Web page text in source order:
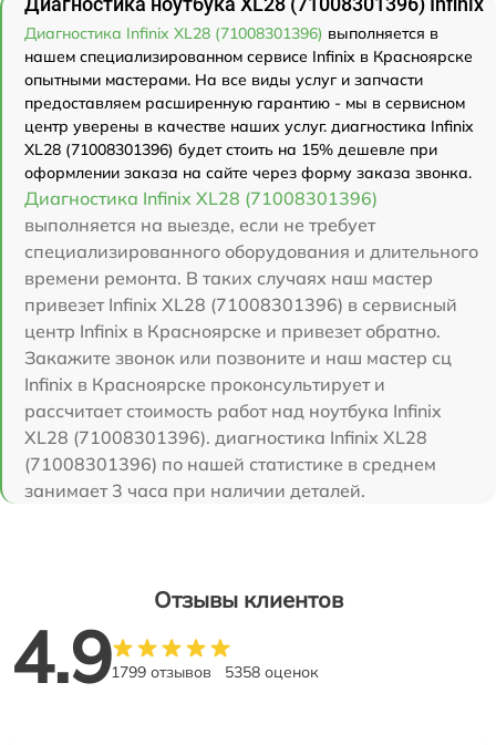
Диагностика Infinix XL28 (71008301396) выполняется в
нашем специализированном сервисе Infinix в Красноярске
опытными мастерами. На все виды услуг и запчасти
предоставляем расширенную гарантию - мы в сервисном
центр уверены в качестве наших услуг. диагностика Infinix
XL28 (71008301396) будет стоить на 15% дешевле при
оформлении заказа на сайте через форму заказа звонка.
Диагностика Infinix XL28 (71008301396)
выполняется на выезде, если не требует
специализированного оборудования и длительного
времени ремонта. В таких случаях наш мастер
привезет Infinix XL28 (71008301396) в сервисный
центр Infinix в Красноярске и привезет обратно.
Закажите звонок или позвоните и наш мастер сц
Infinix в Красноярске проконсультирует и
рассчитает стоимость работ над ноутбука Infinix
XL28 (71008301396). диагностика Infinix XL28
(71008301396) по нашей статистике в среднем
занимает 3 часа при наличии деталей.
Отзывы клиентов
4.91799 отзывов 5358 оценок